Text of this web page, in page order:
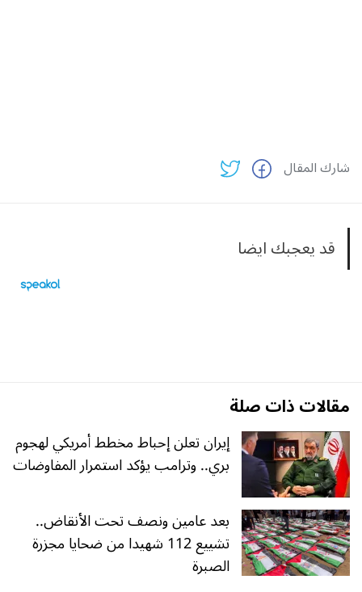
شارك المقال
قد يعجبك ايضا
مقالات ذات صلة
إيران تعلن إحباط مخطط أمريكي لهجوم
بري.. وترامب يؤكد استمرار المفاوضات
بعد عامين ونصف تحت الأنقاض..
تشييع 112 شهيدا من ضحايا مجزرة
الصبرة